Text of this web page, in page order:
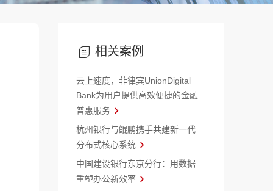
相关案例
云上速度，菲律宾UnionDigital
Bank为用户提供高效便捷的金融
普惠服务
杭州银行与鲲鹏携手共建新一代
分布式核心系统
中国建设银行东京分行：用数据
重塑办公新效率